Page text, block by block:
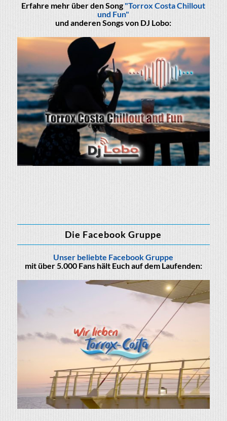
Erfahre mehr über den Song"Torrox Costa Chillout
und Fun"
und anderen Songs von DJ Lobo:
Die Facebook Gruppe
Unser beliebte Facebook Gruppe
mit über 5.000 Fans hält Euch auf dem Laufenden: